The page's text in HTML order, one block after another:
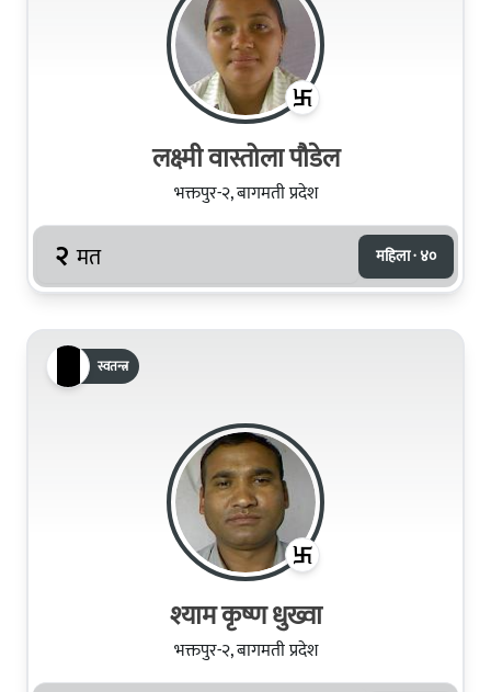
लक्ष्मी वास्तोला पौडेल
भक्तपुर-२, बागमती प्रदेश
२ मत महिला · ४०
स्वतन्त्र
श्याम कृष्ण धुख्वा
भक्तपुर-२, बागमती प्रदेश